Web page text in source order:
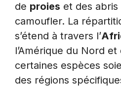
de proies et des
camoufler. La
s’étend à travers l’
l’Amérique du Nord
certaines espèces
des régions